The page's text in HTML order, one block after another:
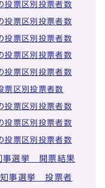
投票区別投票者数
投票区別投票者数
投票区別投票者数
投票区別投票者数
投票区別投票者数
票区別投票者数
投票区別投票者数
投票区別投票者数
投票区別投票者数
選挙 開票結果
事選挙 投票者